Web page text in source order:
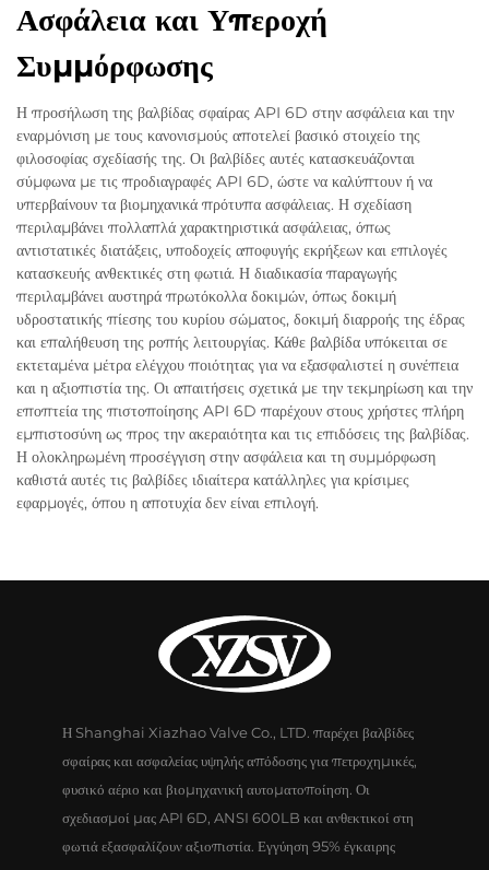
Ασφάλεια και Υπεροχή
Συμμόρφωσης
Η προσήλωση της βαλβίδας σφαίρας API 6D στην ασφάλεια και την
εναρμόνιση με τους κανονισμούς αποτελεί βασικό στοιχείο της
φιλοσοφίας σχεδίασής της. Οι βαλβίδες αυτές κατασκευάζονται
σύμφωνα με τις προδιαγραφές API 6D, ώστε να καλύπτουν ή να
υπερβαίνουν τα βιομηχανικά πρότυπα ασφάλειας. Η σχεδίαση
περιλαμβάνει πολλαπλά χαρακτηριστικά ασφάλειας, όπως
αντιστατικές διατάξεις, υποδοχείς αποφυγής εκρήξεων και επιλογές
κατασκευής ανθεκτικές στη φωτιά. Η διαδικασία παραγωγής
περιλαμβάνει αυστηρά πρωτόκολλα δοκιμών, όπως δοκιμή
υδροστατικής πίεσης του κυρίου σώματος, δοκιμή διαρροής της έδρας
και επαλήθευση της ροπής λειτουργίας. Κάθε βαλβίδα υπόκειται σε
εκτεταμένα μέτρα ελέγχου ποιότητας για να εξασφαλιστεί η συνέπεια
και η αξιοπιστία της. Οι απαιτήσεις σχετικά με την τεκμηρίωση και την
εποπτεία της πιστοποίησης API 6D παρέχουν στους χρήστες πλήρη
εμπιστοσύνη ως προς την ακεραιότητα και τις επιδόσεις της βαλβίδας.
Η ολοκληρωμένη προσέγγιση στην ασφάλεια και τη συμμόρφωση
καθιστά αυτές τις βαλβίδες ιδιαίτερα κατάλληλες για κρίσιμες
εφαρμογές, όπου η αποτυχία δεν είναι επιλογή.
Η Shanghai Xiazhao Valve Co., LTD. παρέχει βαλβίδες
σφαίρας και ασφαλείας υψηλής απόδοσης για πετροχημικές,
φυσικό αέριο και βιομηχανική αυτοματοποίηση. Οι
σχεδιασμοί μας API 6D, ANSI 600LB και ανθεκτικοί στη
φωτιά εξασφαλίζουν αξιοπιστία. Εγγύηση 95% έγκαιρης